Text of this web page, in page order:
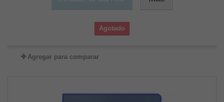
Agotado
Agregar para comparar